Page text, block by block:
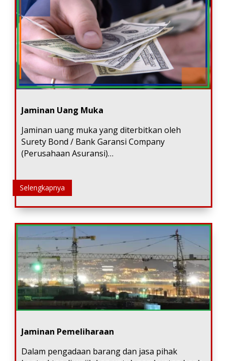
Jaminan Uang Muka
Jaminan uang muka yang diterbitkan oleh
Surety Bond / Bank Garansi Company
(Perusahaan Asuransi)…
Selengkapnya
Jaminan Pemeliharaan
Dalam pengadaan barang dan jasa pihak